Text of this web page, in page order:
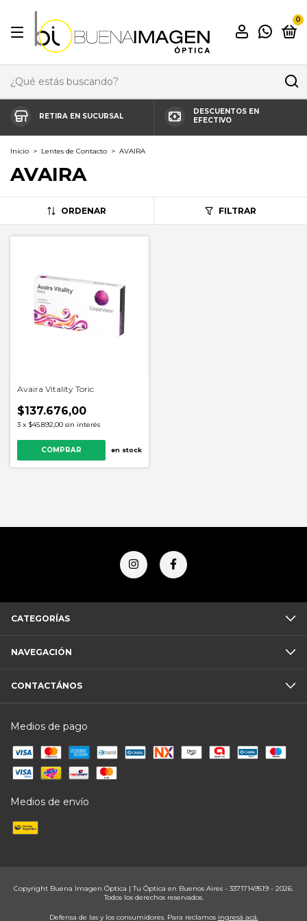
0
RETIRA EN SUCURSAL
DESCUENTOS EN
EFECTIVO
Inicio > Lentes de Contacto > AVAIRA
AVAIRA
ORDENAR FILTRAR
Avaira Vitality Toric
$137.676,00
3 x $45.892,00 sin interés
en stock
CATEGORÍAS
NAVEGACIÓN
CONTACTÁNOS
Medios de pago
Medios de envío
Copyright Buena Imagen Óptica | Tu Óptica en Buenos Aires - 33717149519 - 2026.
Todos los derechos reservados.
Defensa de las y los consumidores. Para reclamos ingresá acá.